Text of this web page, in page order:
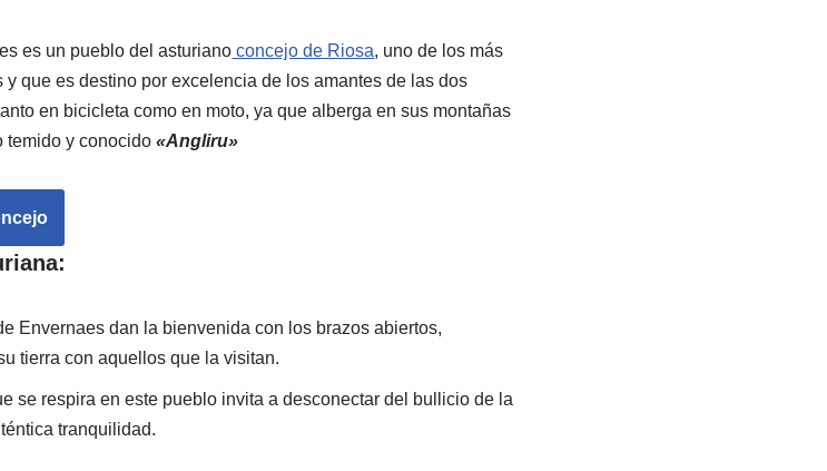
es un pueblo del asturiano concejo de Riosa, uno de los más
y que es destino por excelencia de los amantes de las dos
en bicicleta como en moto, ya que alberga en sus montañas
temido y conocido«Angliru»
Envernaes dan la bienvenida con los brazos abiertos,
tierra con aquellos que la visitan.
se respira en este pueblo invita a desconectar del bullicio de la
tranquilidad.